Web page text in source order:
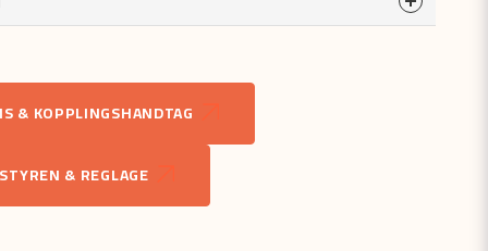
email
Mejladress
& KOPPLINGSHANDTAG
STYREN & REGLAGE